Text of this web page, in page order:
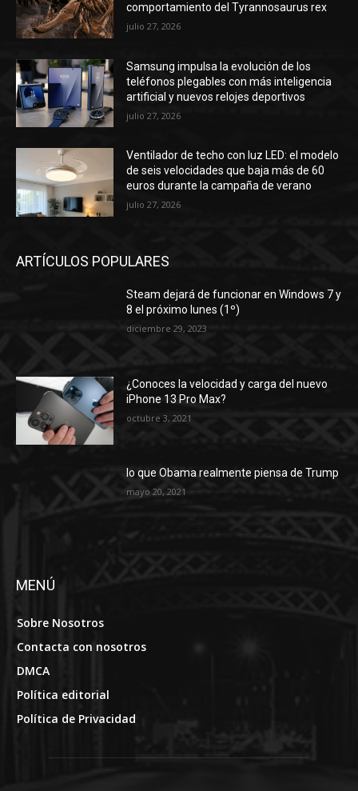
comportamiento del Tyrannosaurus rex
julio 27, 2026
Samsung impulsa la evolución de los
teléfonos plegables con más inteligencia
artificial y nuevos relojes deportivos
julio 27, 2026
Ventilador de techo con luz LED: el modelo
de seis velocidades que baja más de 60
euros durante la campaña de verano
julio 27, 2026
ARTÍCULOS POPULARES
Steam dejará de funcionar en Windows 7 y
8 el próximo lunes (1º)
diciembre 29, 2023
¿Conoces la velocidad y carga del nuevo
iPhone 13 Pro Max?
octubre 3, 2021
lo que Obama realmente piensa de Trump
mayo 20, 2021
MENÚ
Sobre Nosotros
Contacta con nosotros
DMCA
Política editorial
Política de Privacidad